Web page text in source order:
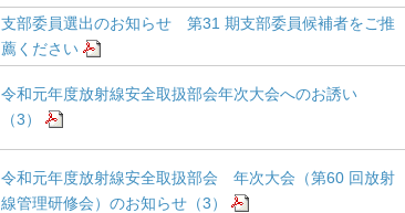
支部委員選出のお知らせ 第31 期支部委員候補者をご推
薦ください
令和元年度放射線安全取扱部会年次大会へのお誘い
（3）
令和元年度放射線安全取扱部会 年次大会（第60 回放射
線管理研修会）のお知らせ（3）